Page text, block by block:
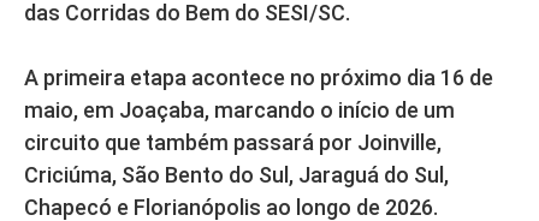
das Corridas do Bem do SESI/SC.
A primeira etapa acontece no próximo dia 16 de
maio, em Joaçaba, marcando o início de um
circuito que também passará por Joinville,
Criciúma, São Bento do Sul, Jaraguá do Sul,
Chapecó e Florianópolis ao longo de 2026.